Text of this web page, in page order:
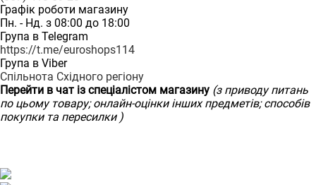
Графік роботи магазину
Пн. - Нд. з 08:00 до 18:00
Група в Telegram
https://t.me/euroshops114
Група в Viber
Спільнота Східного регіону
Перейти в чат із спеціалістом магазину (з приводу питань
по цьому товару; онлайн-оцінки інших предметів; способів
покупки та пересилки )